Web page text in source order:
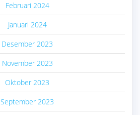
Februari 2024
Januari 2024
Desember 2023
November 2023
Oktober 2023
September 2023